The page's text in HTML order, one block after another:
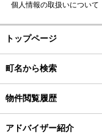
個人情報の取扱いについて
トップページ
町名から検索
物件閲覧履歴
アドバイザー紹介